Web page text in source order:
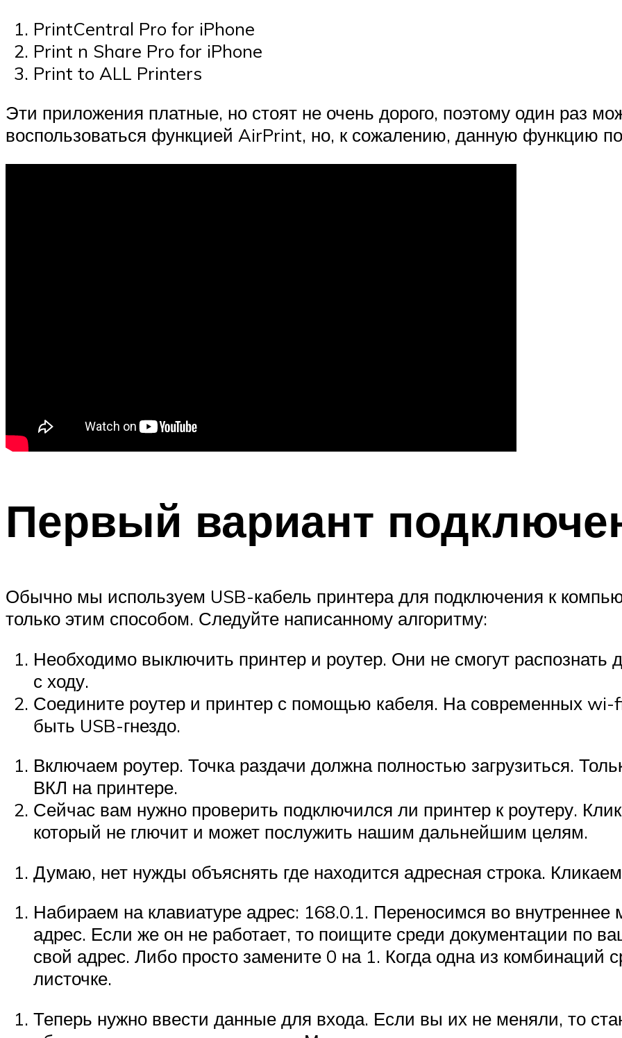
PrintCentral Pro for iPhone
Print n Share Pro for iPhone
Print to ALL Printers
Эти приложения платные, но стоят не очень дорого, поэтому один раз
воспользоваться функцией AirPrint, но, к сожалению, данную функцию
Первый вариант
Обычно мы используем USB-кабель принтера для подключения к
только этим способом. Следуйте написанному алгоритму:
Необходимо выключить принтер и роутер. Они не смогут распознать
с ходу.
Соедините роутер и принтер с помощью кабеля. На современных wi-
быть USB-гнездо.
Включаем роутер. Точка раздачи должна полностью загрузиться.
ВКЛ на принтере.
Сейчас вам нужно проверить подключился ли принтер к роутеру.
который не глючит и может послужить нашим дальнейшим целям.
Думаю, нет нужды объяснять где находится адресная строка.
Набираем на клавиатуре адрес: 168.0.1. Переносимся во
адрес. Если же он не работает, то поищите среди документации по
свой адрес. Либо просто замените 0 на 1. Когда одна из комбинаций
листочке.
Теперь нужно ввести данные для входа. Если вы их не меняли, то